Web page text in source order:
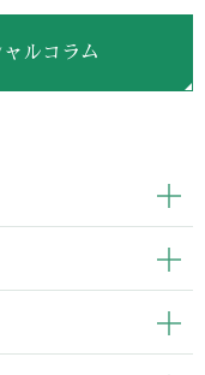
ルコラム